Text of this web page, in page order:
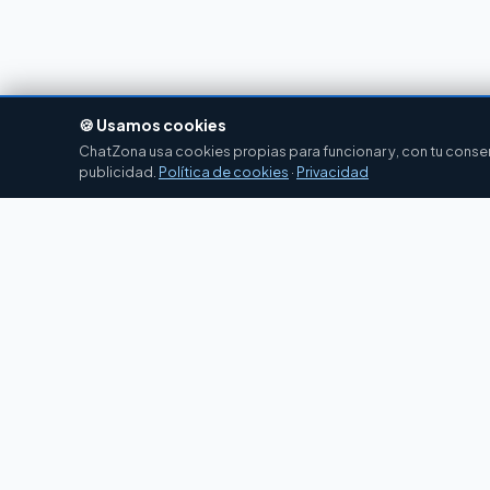
🍪 Usamos cookies
ChatZona usa cookies propias para funcionar y, con tu
publicidad. Política de cookies · Privacidad